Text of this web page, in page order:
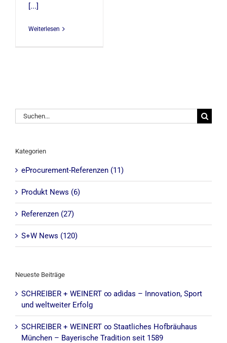
[...]
Weiterlesen
Suche
nach:
Kategorien
eProcurement-Referenzen (11)
Produkt News (6)
Referenzen (27)
S+W News (120)
Neueste Beiträge
SCHREIBER + WEINERT ∞ adidas – Innovation, Sport
und weltweiter Erfolg
SCHREIBER + WEINERT ∞ Staatliches Hofbräuhaus
München – Bayerische Tradition seit 1589